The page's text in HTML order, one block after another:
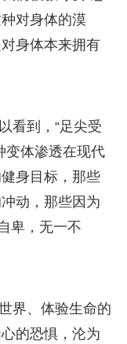
对身体的漠
身体本来拥有
看到，“足尖受
变体渗透在现代
身目标，那些
动，那些因为
卑，无一不
界、体验生命的
的恐惧，沦为